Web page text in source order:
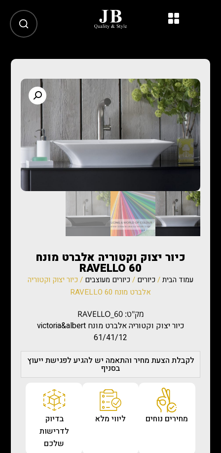
כיור יצוק וקטוריה אלברט מונח
RAVELLO 60
עמוד הבית/ כיורים / כיורים מעוצבים / כיור יצוק וקטוריה
אלברט מונח RAVELLO 60
מק"ט: RAVELLO_60
כיור יצוק וקטוריה אלברט מונח victoria&albert
61/41/12
לקבלת הצעת מחיר והתאמה יש להגיע לפגישת ייעוץ
בסניף
מחירים נוחים ליווי מלא
בדיוק
לדרישות
שלכם